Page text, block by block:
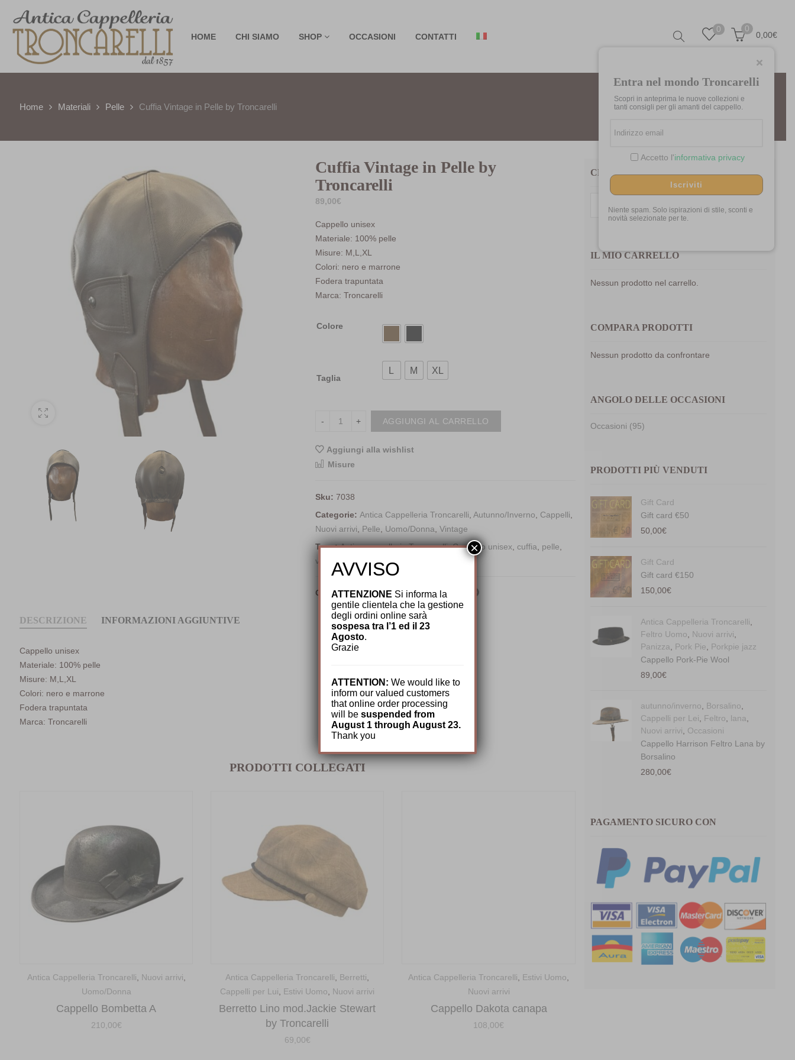
Entra nel mondo Troncarelli
Scopri in anteprima le nuove collezioni e
tanti consigli per gli amanti del cappello.
Accetto l'informativa privacy
Iscriviti
Niente spam. Solo ispirazioni di stile, sconti e
novità selezionate per te.
HOME CHI SIAMO SHOP OCCASIONI CONTATTI
0 0
0,00€
Home Materiali Pelle Cuffia Vintage in Pelle by Troncarelli
Cuffia Vintage in Pelle by
Troncarelli
89,00€
Cappello unisex
Materiale: 100% pelle
Misure: M,L,XL
Colori: nero e marrone
Fodera trapuntata
Marca: Troncarelli
Colore
Taglia
M XL
AGGIUNGI AL CARRELLO
Aggiungi alla wishlist
Misure
Sku: 7038
Categorie: Antica Cappelleria Troncarelli Autunno/Inverno Cappelli
Nuovi arrivi
Pelle Uomo/Donna Vintage
Tags: Antica cappelleria Troncarelli,Cappello unisex cuffia pelle
vintage
Condividi:
DESCRIZIONE INFORMAZIONI AGGIUNTIVE
Cappello unisex
Materiale: 100% pelle
Misure: M,L,XL
Colori: nero e marrone
Fodera trapuntata
Marca: Troncarelli
PRODOTTI COLLEGATI
Antica Cappelleria Troncarelli Nuovi arrivi
Uomo/Donna
Cappello Bombetta A
210,00€
Antica Cappelleria Troncarelli Berretti
Cappelli per Lui
Estivi Uomo Nuovi arrivi
Berretto Lino mod.Jackie Stewart
by Troncarelli
69,00€
Antica Cappelleria Troncarelli Estivi Uomo
Nuovi arrivi
Cappello Dakota canapa
108,00€
CERCA TRA I NOSTRI PRODOTTI
IL MIO CARRELLO
Nessun prodotto nel carrello.
COMPARA PRODOTTI
Nessun prodotto da confrontare
ANGOLO DELLE OCCASIONI
Occasioni (95)
PRODOTTI PIÙ VENDUTI
Gift Card
Gift card €50
50,00€
Gift Card
Gift card €150
150,00€
Antica Cappelleria Troncarelli,
Feltro Uomo, Nuovi arrivi,
Panizza, Pork Pie, Porkpie jazz
Cappello Pork-Pie Wool
89,00€
autunno/inverno, Borsalino,
Cappelli per Lei, Feltro, lana,
Nuovi arrivi, Occasioni
Cappello Harrison Feltro Lana by
Borsalino
280,00€
PAGAMENTO SICURO CON
AVVISO
ATTENZIONE Si informa la
gentile clientela che la gestione
degli ordini online sarà
sospesa tra l’1 ed il 23
Agosto.
Grazie
ATTENTION: We would like to
inform our valued customers
that online order processing
will be suspended from
August 1 through August 23.
Thank you
×